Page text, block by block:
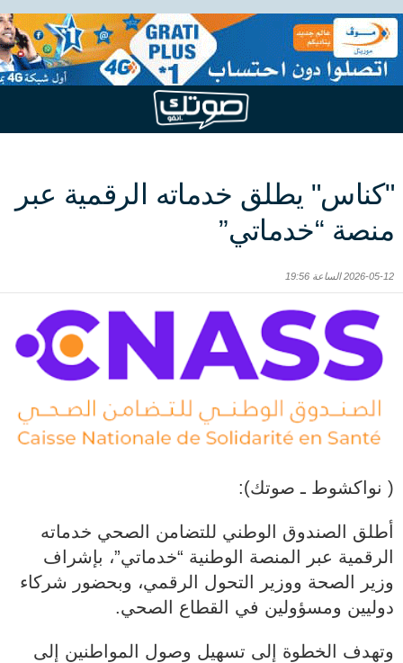
"كناس" يطلق خدماته الرقمية عبر
منصة “خدماتي”
2026-05-12 الساعة 19:56
( نواكشوط ـ صوتك):
أطلق الصندوق الوطني للتضامن الصحي خدماته
الرقمية عبر المنصة الوطنية “خدماتي”، بإشراف
وزير الصحة ووزير التحول الرقمي، وبحضور شركاء
دوليين ومسؤولين في القطاع الصحي.
وتهدف الخطوة إلى تسهيل وصول المواطنين إلى